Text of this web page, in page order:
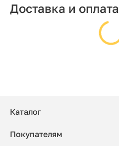
Доставка и оплата
Каталог
Покупателям